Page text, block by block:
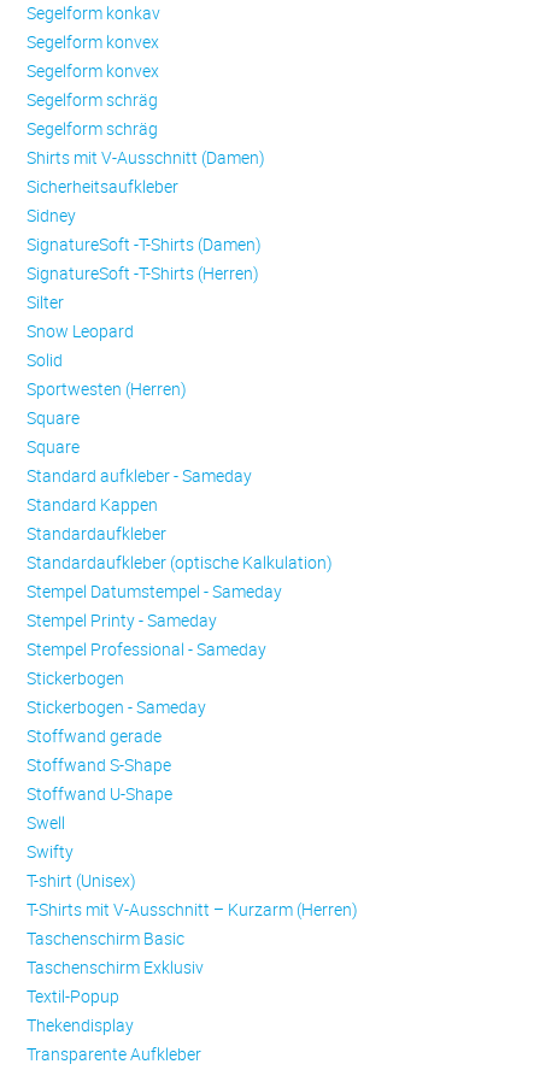
Se­gel­form konkav
Se­gel­form konvex
Se­gel­form konvex
Se­gel­form schräg
Se­gel­form schräg
Shirts mit V-Ausschnitt (Damen)
Sicherheitsaufkleber
Sidney
SignatureSoft -T-Shirts (Damen)
SignatureSoft -T-Shirts (Herren)
Silter
Snow Leopard
Solid
Sportwesten (Herren)
Square
Square
Standard aufkleber - Sameday
Standard Kappen
Standardaufkleber
Standardaufkleber (optische Kalkulation)
Stempel Datumstempel - Sameday
Stempel Printy - Sameday
Stempel Professional - Sameday
Stickerbogen
Stickerbogen - Sameday
Stoffwand gerade
Stoffwand S-Shape
Stoffwand U-Shape
Swell
Swifty
T-shirt (Unisex)
T-Shirts mit V-Ausschnitt – Kurzarm (Herren)
Taschenschirm Basic
Taschenschirm Exklusiv
Textil-Popup
Thekendisplay
Transparente Aufkleber